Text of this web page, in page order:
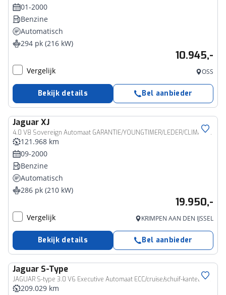
01-2000
Benzine
Automatisch
294 pk (216 kW)
10.945,-
Vergelijk OSS
Bekijk details Bel aanbieder
JaguarXJ
4.0 V8 Sovereign Automaat GARANTIE/YOUNGTIMER/LEDER/CLIMA/CRUISE rijklaarprijs!
121.968 km
09-2000
Benzine
Automatisch
286 pk (210 kW)
19.950,-
Vergelijk KRIMPEN AAN DEN IJSSEL
Bekijk details Bel aanbieder
Jaguar S-Type
JAGUAR S-type 3.0 V6 Executive Automaat ECC/cruise/schuif-kanteldak/PDC/lichtmet.velgen
209.029 km